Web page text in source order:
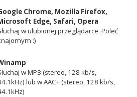
Chrome, Mozilla Firefox,
Edge, Safari, Opera
w ulubionej przeglądarce. Poleć
:)
w MP3 (stereo, 128 kb/s,
lub w AAC+ (stereo, 128 kb/s,